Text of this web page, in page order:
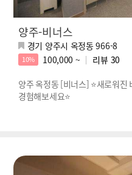
양주-비너스
경기 양주시 옥정동 966-8
10% 100,000 ~ 리뷰 30
양주 옥정동 [비너스] ⭐️새로워진
경험해보세요⭐️